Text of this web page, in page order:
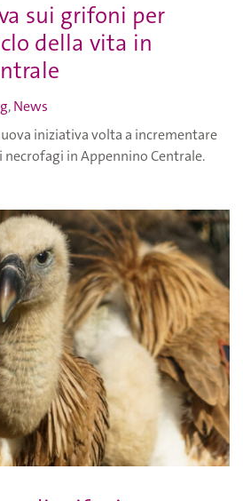
sui grifoni per
della vita in
,News
iniziativa volta a incrementare
necrofagi in Appennino Centrale.